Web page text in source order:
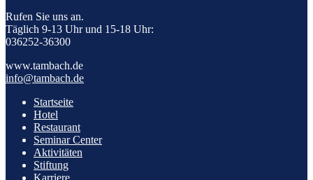
Rufen Sie uns an.
Täglich 9-13 Uhr und 15-18 Uhr:
036252-36300
www.tambach.de
info@tambach.de
Startseite
Hotel
Restaurant
Seminar Center
Aktivitäten
Stiftung
Karriere